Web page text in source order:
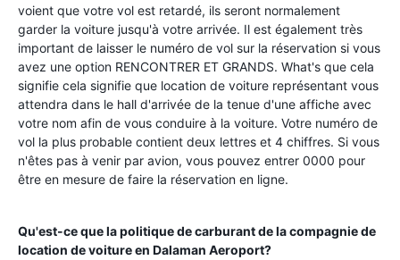
voient que votre vol est retardé, ils seront normalement
garder la voiture jusqu'à votre arrivée. Il est également très
important de laisser le numéro de vol sur la réservation si vous
avez une option RENCONTRER ET GRANDS. What's que cela
signifie cela signifie que location de voiture représentant vous
attendra dans le hall d'arrivée de la tenue d'une affiche avec
votre nom afin de vous conduire à la voiture. Votre numéro de
vol la plus probable contient deux lettres et 4 chiffres. Si vous
n'êtes pas à venir par avion, vous pouvez entrer 0000 pour
être en mesure de faire la réservation en ligne.
Qu'est-ce que la politique de carburant de la compagnie de
location de voiture en Dalaman Aeroport?